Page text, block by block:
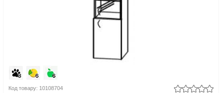
Код товару: 10108704